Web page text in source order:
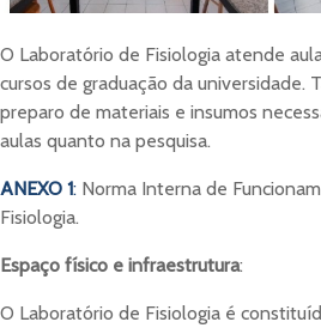
O Laboratório de Fisiologia atende
cursos de graduação da universidade.
preparo de materiais e insumos
aulas quanto na pesquisa.
ANEXO 1: Norma Interna de
Fisiologia.
Espaço físico e infraestrutura:
O Laboratório de Fisiologia é